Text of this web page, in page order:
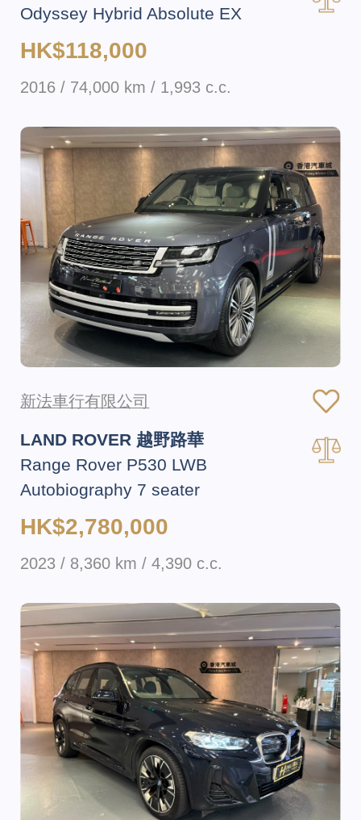
Odyssey Hybrid Absolute EX
HK$118,000
2016 / 74,000 km / 1,993 c.c.
新法車行有限公司
LAND ROVER 越野路華
Range Rover P530 LWB
Autobiography 7 seater
HK$2,780,000
2023 / 8,360 km / 4,390 c.c.